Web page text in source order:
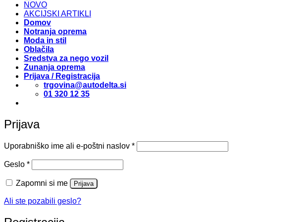
NOVO
AKCIJSKI ARTIKLI
Domov
Notranja oprema
Moda in stil
Oblačila
Sredstva za nego vozil
Zunanja oprema
Prijava / Registracija
trgovina@autodelta.si
01 320 12 35
Prijava
Uporabniško ime ali e-poštni naslov *Zahtevano
Geslo *Zahtevano
Zapomni si me Prijava
Ali ste pozabili geslo?